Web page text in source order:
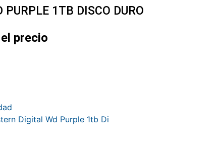
1TB DISCO DURO
precio
Digital Wd Purple 1tb Di